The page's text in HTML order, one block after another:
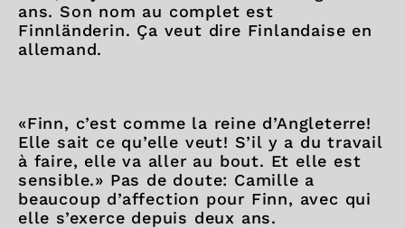
ans. Son nom au complet est
Finnländerin. Ça veut dire Finlandaise en
allemand.
«Finn, c’est comme la reine d’Angleterre!
Elle sait ce qu’elle veut! S’il y a du travail
à faire, elle va aller au bout. Et elle est
sensible.» Pas de doute: Camille a
beaucoup d’affection pour Finn, avec qui
elle s’exerce depuis deux ans.